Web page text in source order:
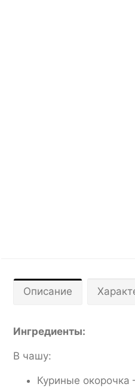
Описание
Ингредиенты:
В чашу:
Куриные окорочка